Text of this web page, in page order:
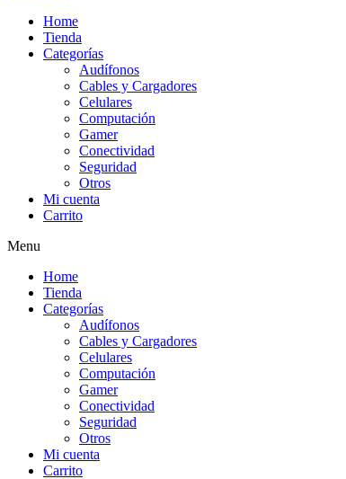
Home
Tienda
Categorías
Audífonos
Cables y Cargadores
Celulares
Computación
Gamer
Conectividad
Seguridad
Otros
Mi cuenta
Carrito
Menu
Home
Tienda
Categorías
Audífonos
Cables y Cargadores
Celulares
Computación
Gamer
Conectividad
Seguridad
Otros
Mi cuenta
Carrito